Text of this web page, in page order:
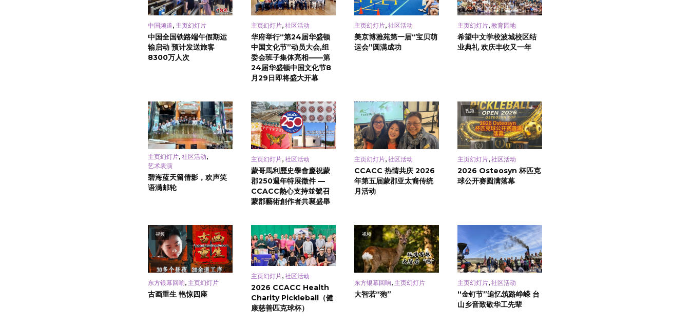
中国频道, 主页幻灯片
中国全国铁路端午假期运
输启动 预计发送旅客
8300万人次
主页幻灯片, 社区活动
华府举行“第24届华盛顿
中国文化节”动员大会,组
委会班子集体亮相——第
24届华盛顿中国文化节8
月29日即将盛大开幕
主页幻灯片, 社区活动
美京博雅苑第一届“宝贝萌
运会”圆满成功
主页幻灯片, 教育园地
希望中文学校波城校区结
业典礼 欢庆丰收又一年
主页幻灯片, 社区活动,
艺术表演
碧海蓝天留倩影，欢声笑
语满邮轮
主页幻灯片, 社区活动
蒙哥馬利歷史學會慶祝蒙
郡250週年特展徵件 —
CCACC熱心支持並號召
蒙郡藝術創作者共襄盛舉
主页幻灯片, 社区活动
CCACC 热情共庆 2026
年第五届蒙郡亚太裔传统
月活动
视频
主页幻灯片, 社区活动
2026 Osteosyn 杯匹克
球公开赛圆满落幕
视频
东方银幕回响, 主页幻灯片
古画重生 艳惊四座
主页幻灯片 社区活动
2026 CCACC Health
Charity Pickleball（健
康慈善匹克球杯）
视频
东方银幕回响, 主页幻灯片
大智若“狍”
主页幻灯片, 社区活动
“金钉节”追忆筑路峥嵘 台
山乡音致敬华工先辈